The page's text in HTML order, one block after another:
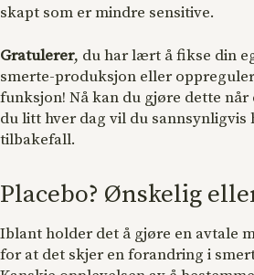
skapt som er mindre sensitive.
Gratulerer, du har lært å fikse din
smerte-produksjon eller
funksjon! Nå kan du gjøre dette
du litt hver dag vil du sannsynligvis
tilbakefall.
Placebo? Ønskelig
Iblant holder det å gjøre en avtale
for at det skjer en forandring i